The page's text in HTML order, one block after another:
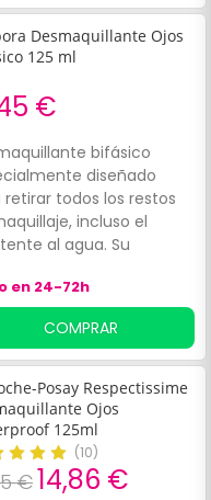
Desmaquillante Ojos
125 ml
€
bifásico
diseñado
retirar todos los restos
incluso el
al agua. Su
termal, limpia y protege
tipo de pieles, también
sensibles o con
a la irritación. Su
ha sido
para reducir el riesgo
alergias.
en 24-72h
COMPRAR
Posay Respectissime
Ojos
125ml
(10)
€14,86 €